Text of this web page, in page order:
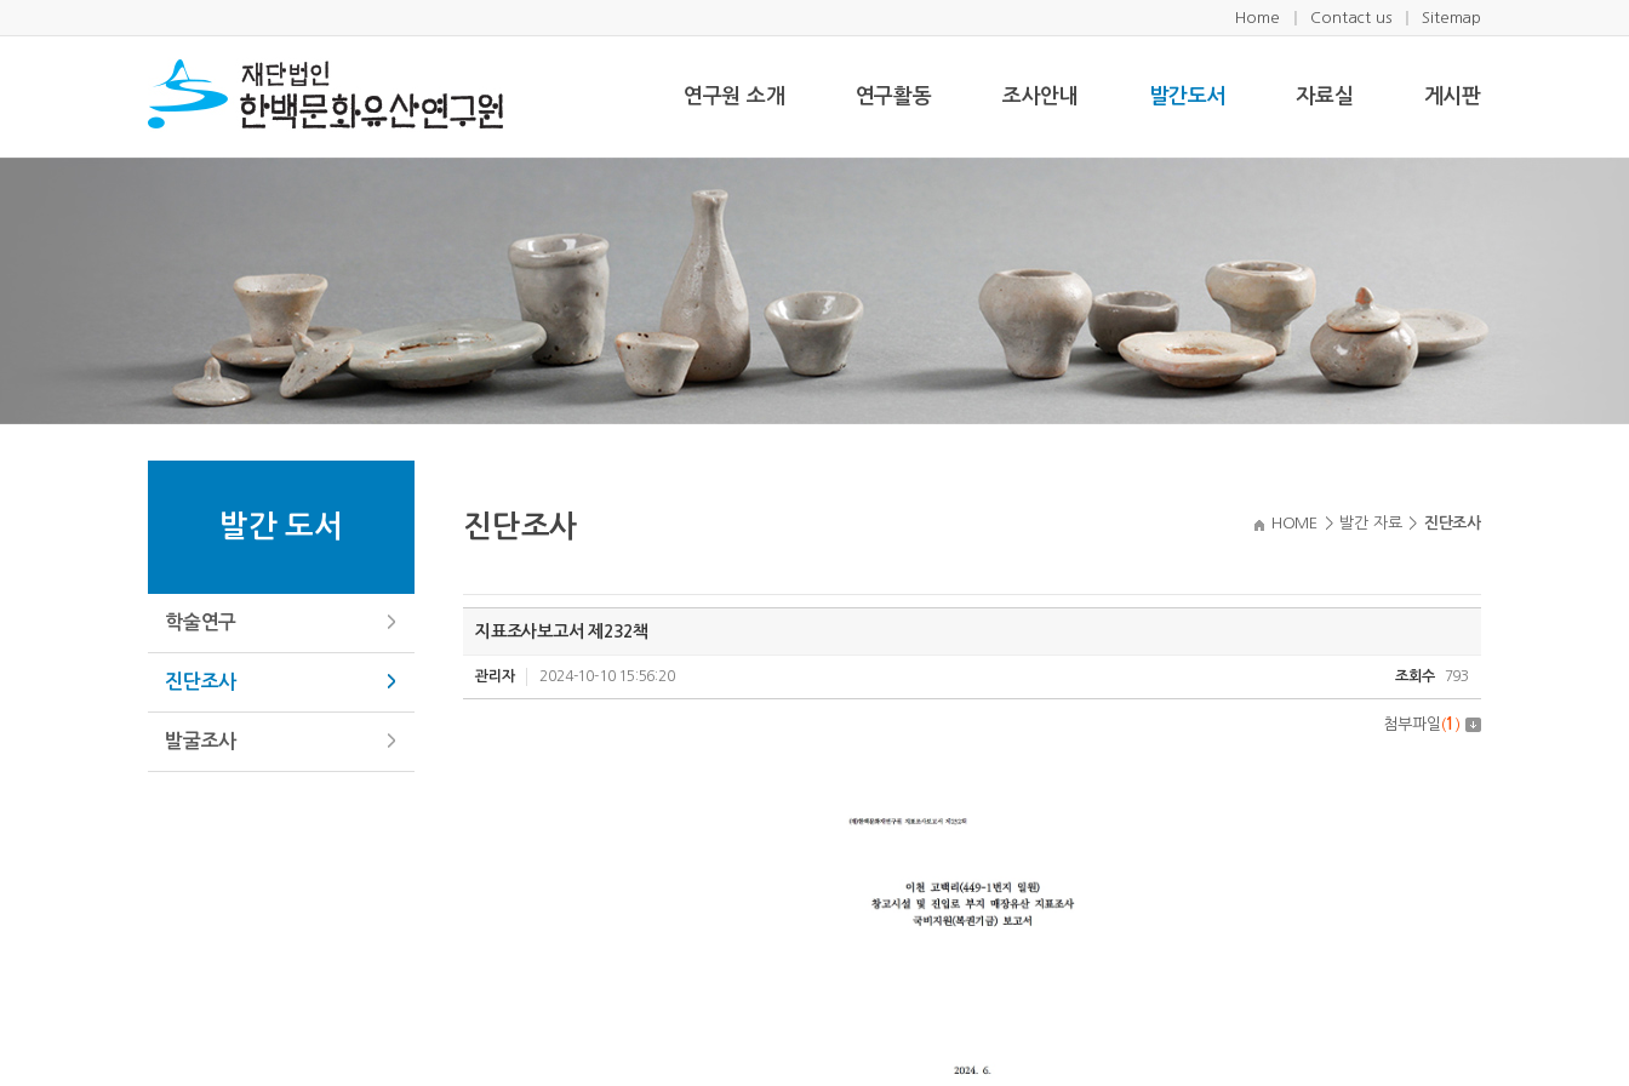
Home Contact us Sitemap
연구원 소개 연구활동 조사안내 발간도서 자료실 게시판
발간 도서
학술연구
진단조사
발굴조사
진단조사 HOME > 발간 자료 > 진단조사
지표조사보고서 제232책
관리자 2024-10-10 15:56:20 조회수 793
첨부파일 (1 )